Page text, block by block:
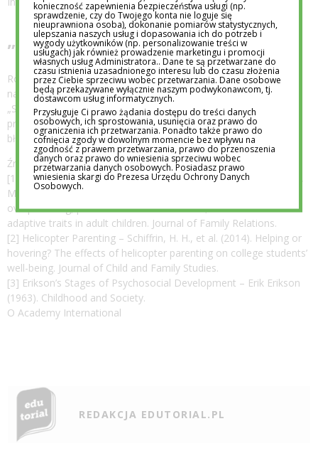
„Pozwól mi spróbować”
Rozwój nie przebiega w idealnych warunkach, dlatego
najważniejsze zdanie, jakie dziecko może usłyszeć, brzmi:
„Spróbuj sam, jestem obok”. Wtedy nasza pociecha ma
przestrzeń, by doświadczać, sprawdzać i uczyć się na własnych
błędach. A troska? To nie kontrola, tylko obecność.
Źródła:
[1] Developmental Psychology – Segrin, C., Woszidlo, A., Givertz,
M., Bauer, A., & Murphy, M. (2012). The association between
overparenting, parent-child communication, and entitlement and
adaptive traits in adult children. Journal of Family Relations.
[2] Helicopter Parenting – Schiffrin, H. H., et al. (2014). Helping or
hovering? The effects of helicopter parenting on college students’
well-being. Journal of Child and Family Studies.
[3] Erikson’s Stages of Psychosocial Development – Erik Erikson
(1963). Childhood and Society.
O Academy International
REDAKCJA EDUTORIAL.PL
konieczność zapewnienia bezpieczeństwa usługi (np.
sprawdzenie, czy do Twojego konta nie loguje się
nieuprawniona osoba), dokonanie pomiarów statystycznych,
ulepszania naszych usług i dopasowania ich do potrzeb i
wygody użytkowników (np. personalizowanie treści w
usługach) jak również prowadzenie marketingu i promocji
własnych usług Administratora.. Dane te są przetwarzane do
czasu istnienia uzasadnionego interesu lub do czasu złożenia
przez Ciebie sprzeciwu wobec przetwarzania. Dane osobowe
będą przekazywane wyłącznie naszym podwykonawcom, tj.
dostawcom usług informatycznych.
Przysługuje Ci prawo żądania dostępu do treści danych
osobowych, ich sprostowania, usunięcia oraz prawo do
ograniczenia ich przetwarzania. Ponadto także prawo do
cofnięcia zgody w dowolnym momencie bez wpływu na
zgodność z prawem przetwarzania, prawo do przenoszenia
danych oraz prawo do wniesienia sprzeciwu wobec
przetwarzania danych osobowych. Posiadasz prawo
wniesienia skargi do Prezesa Urzędu Ochrony Danych
Osobowych.